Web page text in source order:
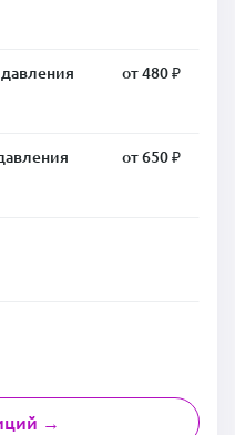
от 480 ₽
от 650 ₽
→